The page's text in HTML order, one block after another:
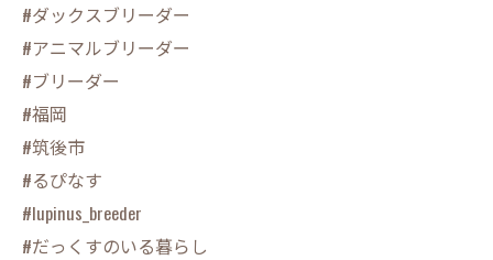
#ダックスブリーダー
#アニマルブリーダー
#ブリーダー
#福岡
#筑後市
#るぴなす
#lupinus_breeder
#だっくすのいる暮らし